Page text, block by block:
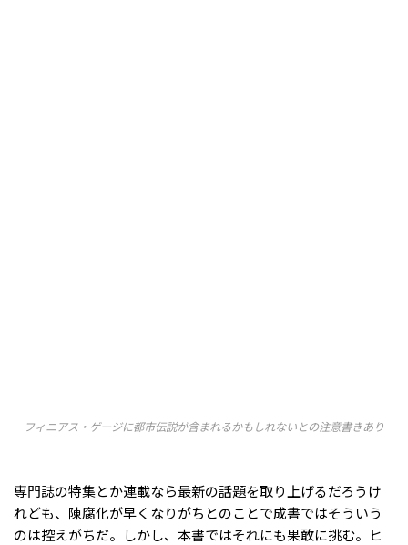
フィニアス・ゲージに都市伝説が含まれるかもしれないとの注意書きあり
専門誌の特集とか連載なら最新の話題を取り上げるだろうけ
れども、陳腐化が早くなりがちとのことで成書ではそういう
のは控えがちだ。しかし、本書ではそれにも果敢に挑む。ヒ